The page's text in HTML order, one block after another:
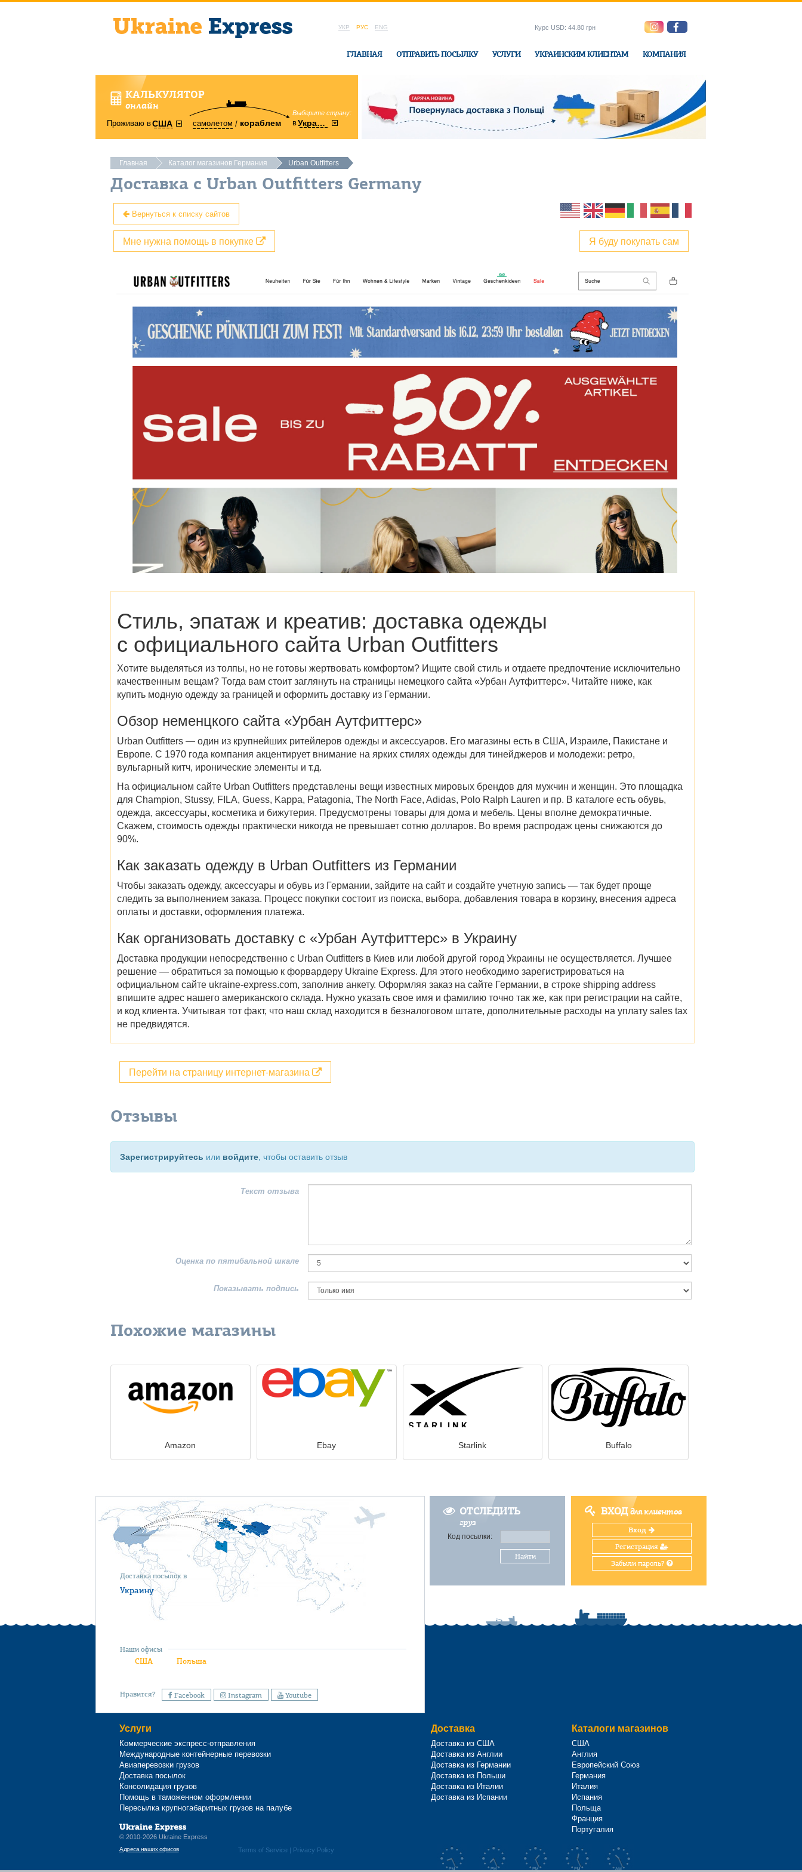
УКР РУС ENG
ГЛАВНАЯ ОТПРАВИТЬ ПОСЫЛКУ УСЛУГИ УКРАИНСКИМ КЛИЕНТАМ КОМПАНИЯ
Курс USD: 44.80 грн
КАЛЬКУЛЯТОР
онлайн
Проживаю вСША самолетом кораблем
Выберите страну:
вУкраину
область:
Винницкая в офисе Ukraine-Express
Главная Каталог магазинов Германия Urban Outfitters
Доставка с Urban Outfitters Germany
Вернуться к списку сайтов
Я буду покупать сам
Мне нужна помощь в покупке
Стиль, эпатаж и креатив: доставка одежды
с официального сайта Urban Outfitters
Хотите выделяться из толпы, но не готовы жертвовать комфортом? Ищите свой стиль и отдаете предпочтение исключительно
качественным вещам? Тогда вам стоит заглянуть на страницы немецкого сайта «Урбан Аутфиттерс». Читайте ниже, как
купить модную одежду за границей и оформить доставку из Германии.
Обзор неменцкого сайта «Урбан Аутфиттерс»
Urban Outfitters — один из крупнейших ритейлеров одежды и аксессуаров. Его магазины есть в США, Израиле, Пакистане и
Европе. С 1970 года компания акцентирует внимание на ярких стилях одежды для тинейджеров и молодежи: ретро,
вульгарный китч, иронические элементы и т.д.
На официальном сайте Urban Outfitters представлены вещи известных мировых брендов для мужчин и женщин. Это площадка
для Champion, Stussy, FILA, Guess, Kappa, Patagonia, The North Face, Adidas, Polo Ralph Lauren и пр. В каталоге есть обувь,
одежда, аксессуары, косметика и бижутерия. Предусмотрены товары для дома и мебель. Цены вполне демократичные.
Скажем, стоимость одежды практически никогда не превышает сотню долларов. Во время распродаж цены снижаются до
90%.
Как заказать одежду в Urban Outfitters из Германии
Чтобы заказать одежду, аксессуары и обувь из Германии, зайдите на сайт и создайте учетную запись — так будет проще
следить за выполнением заказа. Процесс покупки состоит из поиска, выбора, добавления товара в корзину, внесения адреса
оплаты и доставки, оформления платежа.
Как организовать доставку с «Урбан Аутфиттерс» в Украину
Доставка продукции непосредственно с Urban Outfitters в Киев или любой другой город Украины не осуществляется. Лучшее
решение — обратиться за помощью к форвардеру Ukraine Express. Для этого необходимо зарегистрироваться на
официальном сайте ukraine-express.com, заполнив анкету. Оформляя заказ на сайте Германии, в строке shipping address
впишите адрес нашего американского склада. Нужно указать свое имя и фамилию точно так же, как при регистрации на сайте,
и код клиента. Учитывая тот факт, что наш склад находится в безналоговом штате, дополнительные расходы на уплату sales tax
не предвидятся.
Перейти на страницу интернет-магазина
Отзывы
Зарегистрируйтесь или войдите , чтобы оставить отзыв
Текст отзыва
Оценка по пятибальной шкале
Показывать подпись
Похожие магазины
Amazon Ebay Starlink Buffalo
ОТСЛЕДИТЬ
груз
Код посылки:
Найти
ВХОДдля клиентов
Вход
Регистрация
Забыли пароль?
Доставка посылок в
Украину
Наши офисы
США Польша
Нравится? Facebook Instagram Youtube
Услуги
Коммерческие экспресс-отправления
Международные контейнерные перевозки
Авиаперевозки грузов
Доставка посылок
Консолидация грузов
Помощь в таможенном оформлении
Пересылка крупногабаритных грузов на палубе
Terms of Service | Privacy Policy
© 2010-2026 Ukraine Express
Адреса наших офисов
Доставка
Доставка из США
Доставка из Англии
Доставка из Германии
Доставка из Польши
Доставка из Италии
Доставка из Испании
Каталоги магазинов
США
Англия
Европейский Союз
Германия
Италия
Испания
Польща
Франция
Португалия